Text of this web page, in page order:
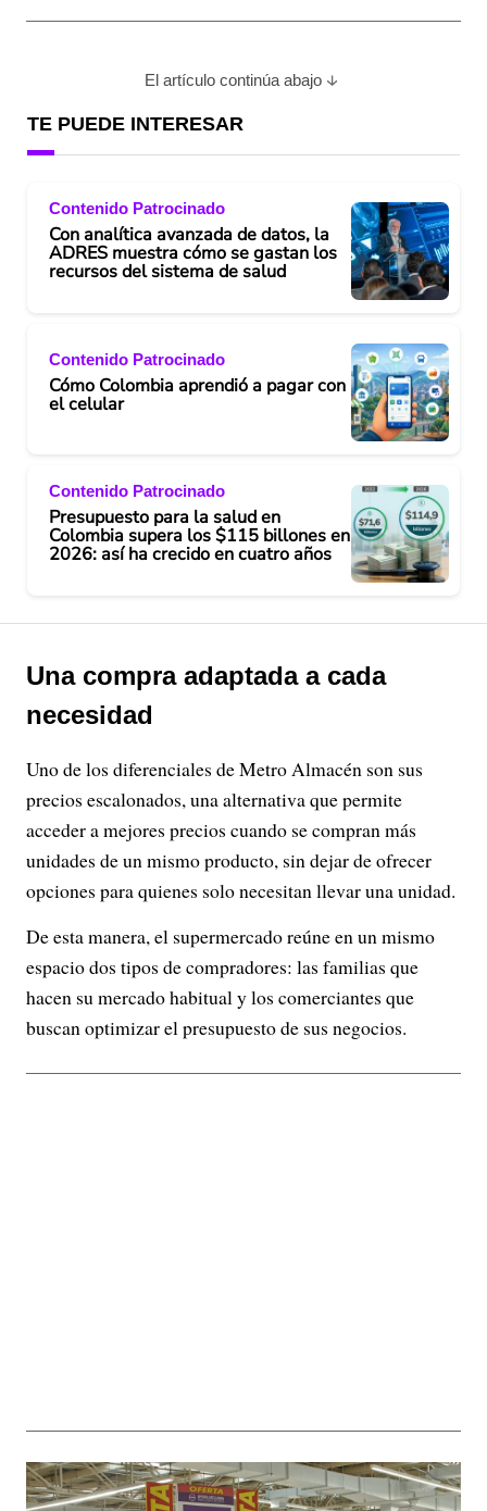
El artículo continúa abajo
TE PUEDE INTERESAR
Contenido Patrocinado
Con analítica avanzada de datos, la
ADRES muestra cómo se gastan los
recursos del sistema de salud
Contenido Patrocinado
Cómo Colombia aprendió a pagar con
el celular
Contenido Patrocinado
Presupuesto para la salud en
Colombia supera los $115 billones en
2026: así ha crecido en cuatro años
Una compra adaptada a cada
necesidad
Uno de los diferenciales de Metro Almacén son sus
precios escalonados, una alternativa que permite
acceder a mejores precios cuando se compran más
unidades de un mismo producto, sin dejar de ofrecer
opciones para quienes solo necesitan llevar una unidad.
De esta manera, el supermercado reúne en un mismo
espacio dos tipos de compradores: las familias que
hacen su mercado habitual y los comerciantes que
buscan optimizar el presupuesto de sus negocios.